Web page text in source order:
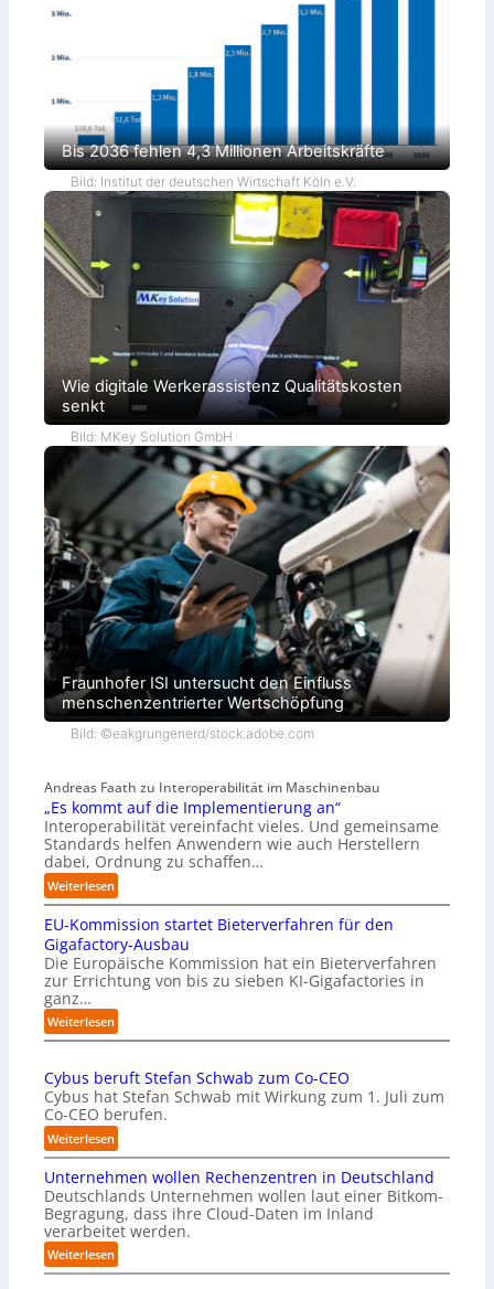
Bis 2036 fehlen 4,3 Millionen Arbeitskräfte
Bild: Institut der deutschen Wirtschaft Köln e.V.
Wie digitale Werkerassistenz Qualitätskosten
senkt
Bild: MKey Solution GmbH
Fraunhofer ISI untersucht den Einfluss
menschenzentrierter Wertschöpfung
Bild: ©eakgrungenerd/stock.adobe.com
Andreas Faath zu Interoperabilität im Maschinenbau
„Es kommt auf die Implementierung an“
Interoperabilität vereinfacht vieles. Und gemeinsame
Standards helfen Anwendern wie auch Herstellern
dabei, Ordnung zu schaffen…
Weiterlesen:
„
E
s
k
o
m
t
u
f
d
i
e
m
p
l
e
m
e
EU-Kommission startet Bieterverfahren für den
Gigafactory-Ausbau
Die Europäische Kommission hat ein Bieterverfahren
zur Errichtung von bis zu sieben KI-Gigafactories in
ganz…
Weiterlesen:
E
-
K
o
m
m
i
s
s
i
o
n
Cybus beruft Stefan Schwab zum Co-CEO
Cybus hat Stefan Schwab mit Wirkung zum 1. Juli zum
Co-CEO berufen.
Weiterlesen:
C
y
b
u
s
e
Unternehmen wollen Rechenzentren in Deutschland
Deutschlands Unternehmen wollen laut einer Bitkom-
Begragung, dass ihre Cloud-Daten im Inland
verarbeitet werden.
Weiterlesen:
U